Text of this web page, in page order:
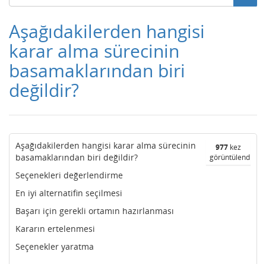
Aşağıdakilerden hangisi
karar alma sürecinin
basamaklarından biri
değildir?
977 kez
görüntülendi
Aşağıdakilerden hangisi karar alma sürecinin
basamaklarından biri değildir?
Seçenekleri değerlendirme
En iyi alternatifin seçilmesi
Başarı için gerekli ortamın hazırlanması
Kararın ertelenmesi
Seçenekler yaratma